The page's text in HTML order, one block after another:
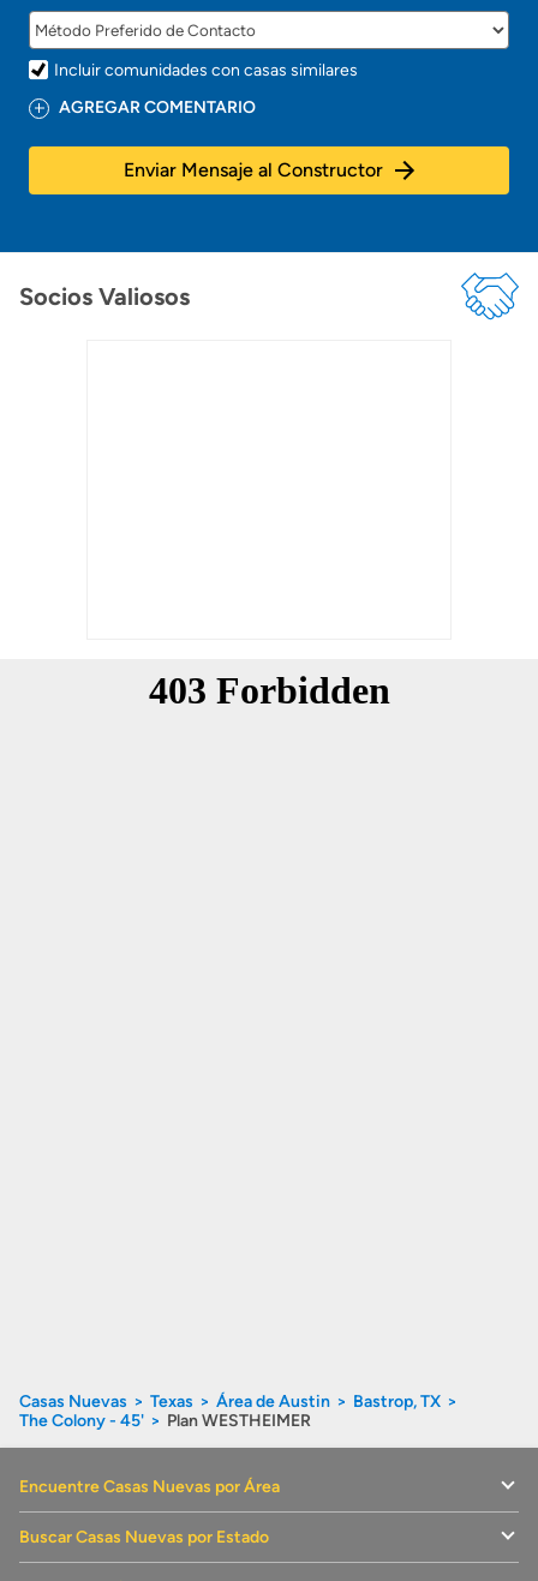
Incluir comunidades con casas similares
AGREGAR COMENTARIO
Enviar Mensaje al Constructor
Socios Valiosos
Casas Nuevas Texas Área de Austin
Bastrop, TX
The Colony - 45'
Plan WESTHEIMER
Encuentre Casas Nuevas por Área
Buscar Casas Nuevas por Estado